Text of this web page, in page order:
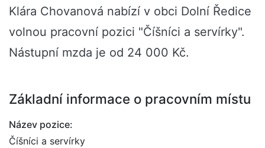
Klára Chovanová nabízí v obci Dolní Ředice
volnou pracovní pozici "Číšníci a servírky".
Nástupní mzda je od 24 000 Kč.
Základní informace o pracovním místu
Název pozice:
Číšníci a servírky